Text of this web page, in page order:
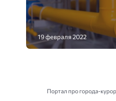
19 февраля 2022
Портал про города-